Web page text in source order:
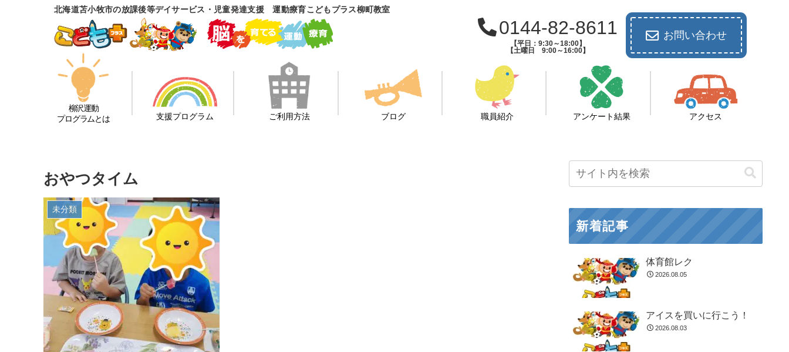
北海道苫小牧市の放課後等デイサービス・児童発達支援 運動療育こどもプラス柳町教室
0144-82-8611
【平日：9:30～18:00】
【土曜日 9:00～16:00】
お問い合わせ
柳沢運動
プログラムとは
支援プログラム ご利用方法 ブログ 職員紹介 アンケート結果 アクセス
おやつタイム
未分類
新着記事
体育館レク
2026.08.05
アイスを買いに行こう！
2026.08.03